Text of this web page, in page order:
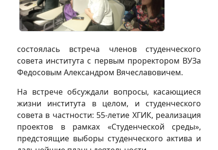
состоялась встреча членов студенческого
совета института с первым проректором ВУЗа
Федосовым Александром Вячеславовичем.
На встрече обсуждали вопросы, касающиеся
жизни института в целом, и студенческого
совета в частности: 55-летие ХГИК, реализация
проектов в рамках «Студенческой среды»,
предстоящие выборы студенческого актива и